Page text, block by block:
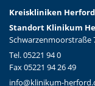
Kreiskliniken
Standort Klinikum
Schwarzenmoorstraße
Tel. 05221 94 0
Fax 05221 94 26 49
info@klinikum-